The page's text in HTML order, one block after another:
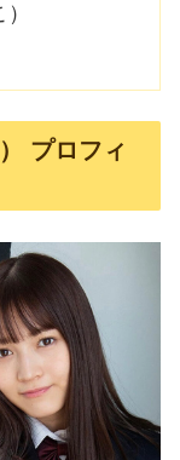
プロフィ